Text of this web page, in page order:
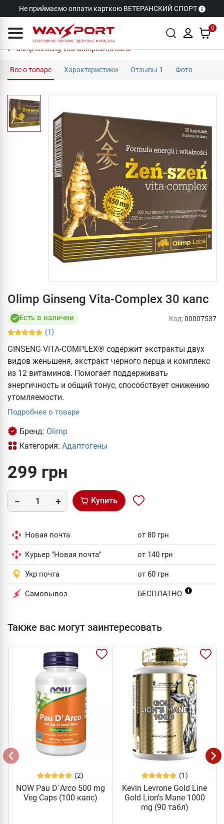
Не приймаємо оплати карткою ВЕТЕРАНСКИЙ СПОРТ
0
Olimp Ginseng Vita-Complex 30 капс
Все о товаре Характеристики Отзывы 1 Фото
Olimp Ginseng Vita-Complex 30 капс
Есть в наличии
(1)
Код:00007537
GINSENG VITA-COMPLEX® содержит экстракты двух
видов женьшеня, экстракт черного перца и комплекс
из 12 витаминов. Помогает поддерживать
энергичность и общий тонус, способствует снижению
утомляемости.
Подробнее о товаре
Бренд: Olimp
Категория: Адаптогены
299 грн
Купить
Новая почта от 80 грн
Курьер "Новая почта" от 140 грн
Укр почта от 60 грн
Самовывоз БЕСПЛАТНО
Также вас могут заинтересовать
(2)
NOW Pau D`Arco 500 mg
Veg Caps (100 капc)
(1)
Kevin Levrone Gold Line
Gold Lion's Mane 1000
mg (90 табл)